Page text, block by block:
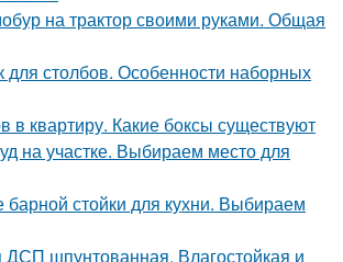
на трактор своими руками. Общая
для столбов. Особенности наборных
в квартиру. Какие боксы существуют
на участке. Выбираем место для
барной стойки для кухни. Выбираем
ДСП шпунтованная. Влагостойкая и